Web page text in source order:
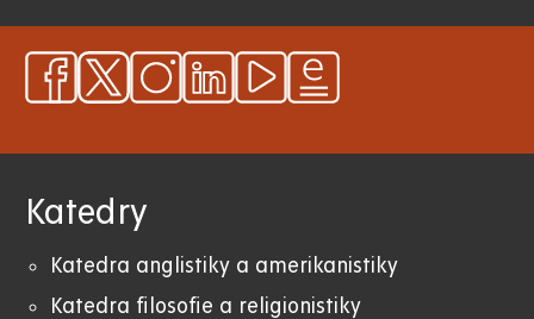
Katedry
Katedra anglistiky a amerikanistiky
Katedra filosofie a religionistiky